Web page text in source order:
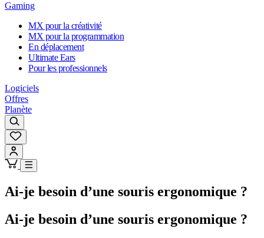
Gaming
MX pour la créativité
MX pour la programmation
En déplacement
Ultimate Ears
Pour les professionnels
Logiciels
Offres
Planète
Ai-je besoin d’une souris ergonomique ?
Ai-je besoin d’une souris ergonomique ?